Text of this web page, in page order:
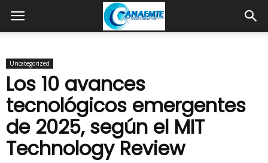
Uncategorized
Los 10 avances
tecnológicos emergentes
de 2025, según el MIT
Technology Review